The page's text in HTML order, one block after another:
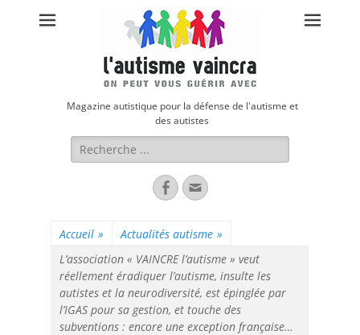
Magazine autistique pour la défense de l'autisme et
des autistes
Rechercher :
FacebookAdresse
de
Accueil » Actualités autisme »
L’association « VAINCRE l’autisme » veut
réellement éradiquer l’autisme, insulte les
autistes et la neurodiversité, est épinglée par
l’IGAS pour sa gestion, et touche des
subventions : encore une exception française…